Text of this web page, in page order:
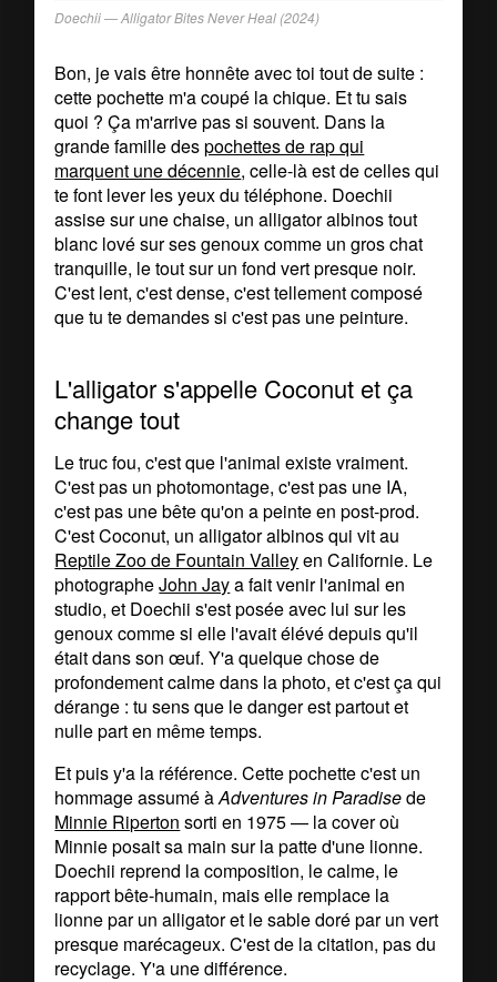
Doechii —Alligator Bites Never Heal (2024)
Bon, je vais être honnête avec toi tout de suite :
cette pochette m'a coupé la chique. Et tu sais
quoi ? Ça m'arrive pas si souvent. Dans la
grande famille despochettes de rap qui
marquent une décennie, celle-là est de celles qui
te font lever les yeux du téléphone. Doechii
assise sur une chaise, un alligator albinos tout
blanc lové sur ses genoux comme un gros chat
tranquille, le tout sur un fond vert presque noir.
C'est lent, c'est dense, c'est tellement composé
que tu te demandes si c'est pas une peinture.
L'alligator s'appelle Coconut et ça
change tout
Le truc fou, c'est que l'animal existe vraiment.
C'est pas un photomontage, c'est pas une IA,
c'est pas une bête qu'on a peinte en post-prod.
C'est Coconut, un alligator albinos qui vit au
Reptile Zoo de Fountain Valleyen Californie. Le
photographeJohn Jaya fait venir l'animal en
studio, et Doechii s'est posée avec lui sur les
genoux comme si elle l'avait élévé depuis qu'il
était dans son œuf. Y'a quelque chose de
profondement calme dans la photo, et c'est ça qui
dérange : tu sens que le danger est partout et
nulle part en même temps.
Et puis y'a la référence. Cette pochette c'est un
hommage assumé àAdventures in Paradisede
Minnie Riperton sorti en 1975 — la cover où
Minnie posait sa main sur la patte d'une lionne.
Doechii reprend la composition, le calme, le
rapport bête-humain, mais elle remplace la
lionne par un alligator et le sable doré par un vert
presque marécageux. C'est de la citation, pas du
recyclage. Y'a une différence.